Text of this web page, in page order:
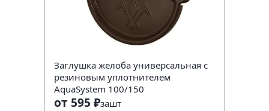
Заглушка желоба универсальная с
резиновым уплотнителем
AquaSystem 100/150
от 595 ₽зашт